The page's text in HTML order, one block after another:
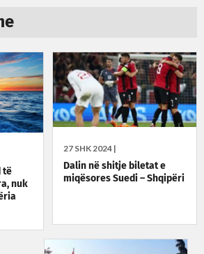
të
nuk
27 SHK 2024 |
Dalin në shitje biletat e
miqësores Suedi – Shqipëri